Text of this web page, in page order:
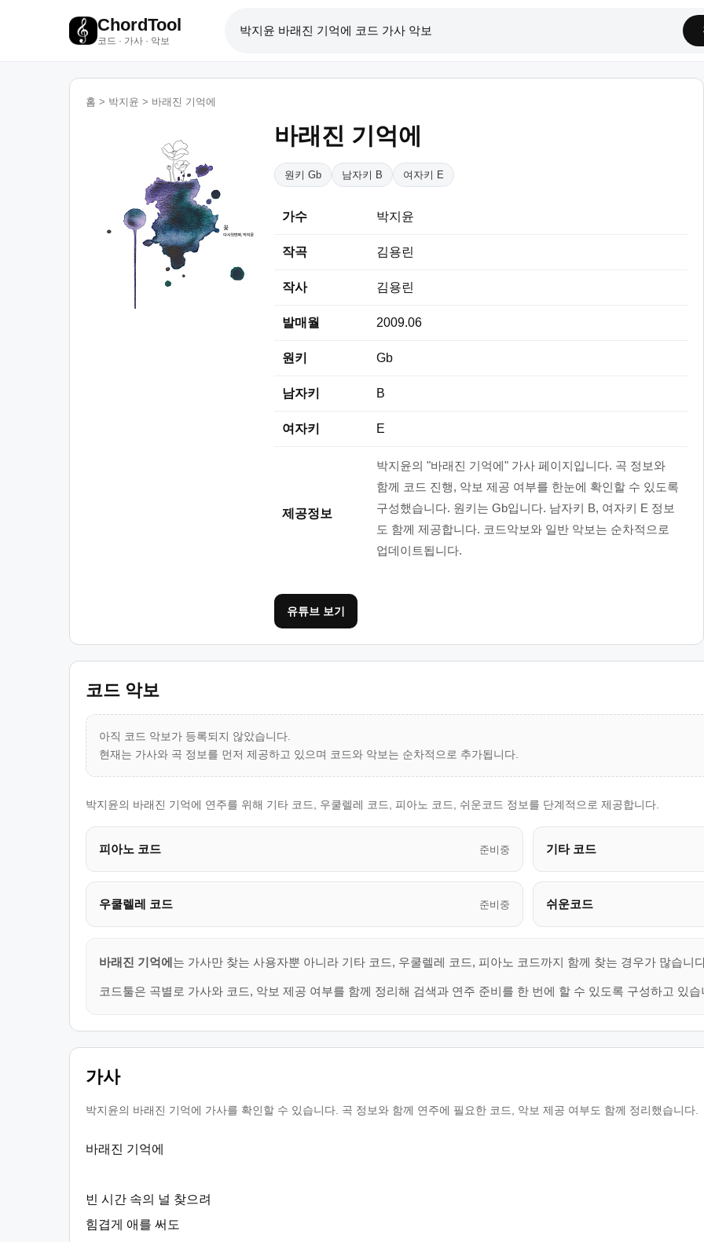
ChordTool
코드 · 가사 · 악보
홈 > 박지윤 > 바래진 기억에
바래진 기억에
원키 Gb 남자키 B 여자키 E
가수 박지윤
작곡 김용린
작사 김용린
발매월 2009.06
원키 Gb
남자키 B
여자키 E
제공정보
박지윤의 "바래진 기억에" 가사 페이지입니다. 곡 정보와
함께 코드 진행, 악보 제공 여부를 한눈에 확인할 수 있도록
구성했습니다. 원키는 Gb입니다. 남자키 B, 여자키 E 정보
도 함께 제공합니다. 코드악보와 일반 악보는 순차적으로
업데이트됩니다.
유튜브 보기
코드 악보
아직 코드 악보가 등록되지 않았습니다.
현재는 가사와 곡 정보를 먼저 제공하고 있으며 코드와 악보는 순차적으로 추가됩니다.
박지윤의 바래진 기억에 연주를 위해 기타 코드, 우쿨렐레 코드, 피아노 코드, 쉬운코드 정보를 단계적으로 제공합니다.
피아노 코드 준비중 기타 코드
우쿨렐레 코드 준비중 쉬운코드
바래진 기억에 는 가사만 찾는 사용자뿐 아니라 기타 코드, 우쿨렐레 코드, 피아노 코드까지 함께 찾는 경우가 많습니
코드툴은 곡별로 가사와 코드, 악보 제공 여부를 함께 정리해 검색과 연주 준비를 한 번에 할 수 있도록 구성하고 있습
가사
박지윤의 바래진 기억에 가사를 확인할 수 있습니다. 곡 정보와 함께 연주에 필요한 코드, 악보 제공 여부도 함께 정리했습니다.
바래진 기억에
빈 시간 속의 널 찾으려
힘겹게 애를 써도